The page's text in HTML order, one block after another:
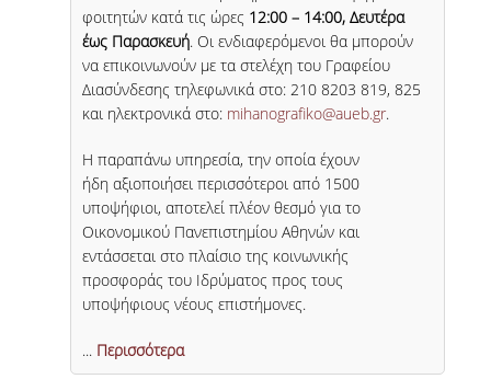
φοιτητών κατά τις ώρες 12:00 – 14:00, Δευτέρα
έως Παρασκευή. Οι ενδιαφερόμενοι θα μπορούν
να επικοινωνούν με τα στελέχη του Γραφείου
Διασύνδεσης τηλεφωνικά στο: 210 8203 819, 825
και ηλεκτρονικά στο: mihanografiko@aueb.gr.
Η παραπάνω υπηρεσία, την οποία έχουν
ήδη αξιοποιήσει περισσότεροι από 1500
υποψήφιοι, αποτελεί πλέον θεσμό για το
Οικονομικού Πανεπιστημίου Αθηνών και
εντάσσεται στο πλαίσιο της κοινωνικής
προσφοράς του Ιδρύματος προς τους
υποψήφιους νέους επιστήμονες.
... Περισσότερα